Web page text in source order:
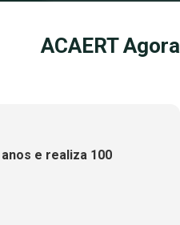
ACAERT Agora
anos e realiza 100